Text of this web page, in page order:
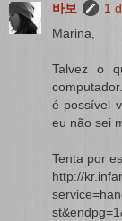
바보
1
Marina,
Talvez o
é possível
eu não sei
Tenta por
http://